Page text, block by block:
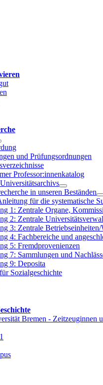
und Prüfungsordnungen
Professor:innenkatalog
in unseren Beständen
für die systematische
1: Zentrale Organe,
2: Zentrale
3: Zentrale
4: Fachbereiche und
5: Fremdprovenienzen
7: Sammlungen und
9: Deposita
Sozialgeschichte
Bremen - Zeitzeuginnen